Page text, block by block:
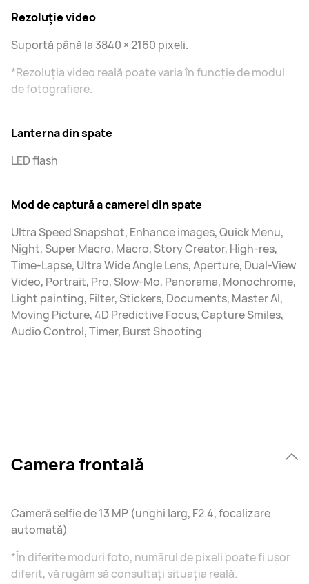
Rezoluție video
Suportă până la 3840 × 2160 pixeli.
*Rezoluția video reală poate varia în funcție de modul
de fotografiere.
Lanterna din spate
LED flash
Mod de captură a camerei din spate
Ultra Speed Snapshot, Enhance images, Quick Menu,
Night, Super Macro, Macro, Story Creator, High-res,
Time-Lapse, Ultra Wide Angle Lens, Aperture, Dual-View
Video, Portrait, Pro, Slow-Mo, Panorama, Monochrome,
Light painting, Filter, Stickers, Documents, Master AI,
Moving Picture, 4D Predictive Focus, Capture Smiles,
Audio Control, Timer, Burst Shooting
Camera frontală
Cameră selfie de 13 MP (unghi larg, F2.4, focalizare
automată)
*În diferite moduri foto, numărul de pixeli poate fi ușor
diferit, vă rugăm să consultați situația reală.